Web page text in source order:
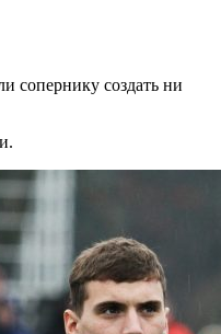
сопернику создать ни